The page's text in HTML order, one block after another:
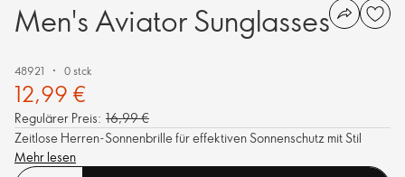
Men's Aviator Sunglasses
48921 0 stck
12,99 €
Regulärer Preis: 16,99 €
Zeitlose Herren-Sonnenbrille für effektiven Sonnenschutz mit Stil
Mehr lesen